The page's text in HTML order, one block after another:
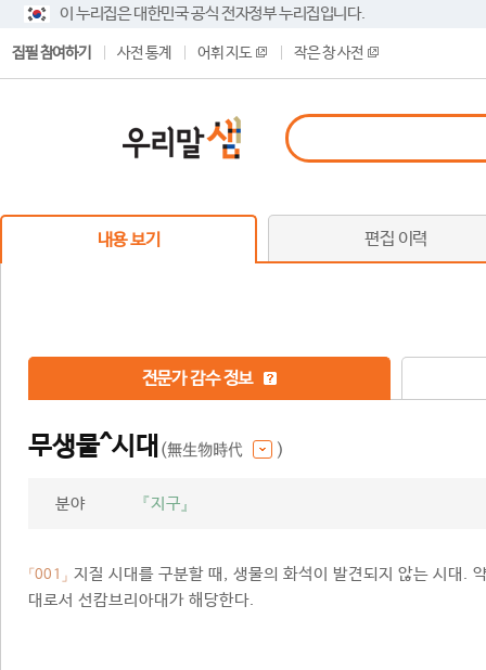
이 누리집은 대한민국 공식 전자정부 누리집입니다.
집필 참여하기 사전 통계 어휘 지도 작은 창 사전
내용 보기 편집 이력
전문가 감수 정보
무생물^시대 (無生物時代 )
분야 『지구』
「001」 지질 시대를 구분할 때, 생물의 화석이 발견되지 않는 시대.
대로서 선캄브리아대가 해당한다.